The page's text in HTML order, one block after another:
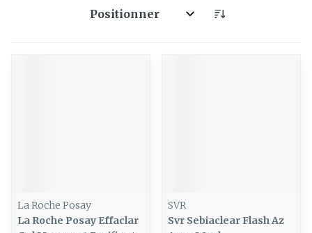
Trier par:
La Roche Posay
La Roche Posay Effaclar
SVR
Svr Sebiaclear Flash Az